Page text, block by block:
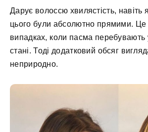
Дарує волоссю хвилястість,
цього були абсолютно прямими. Це
випадках, коли пасма перебувають
стані. Тоді додатковий обсяг
неприродно.